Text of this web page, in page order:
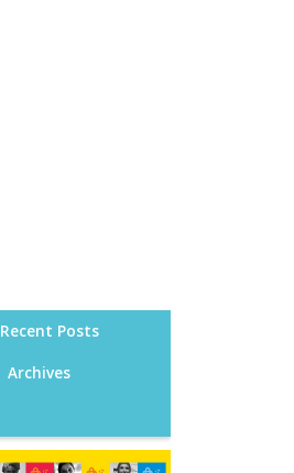
Recent Posts
Archives